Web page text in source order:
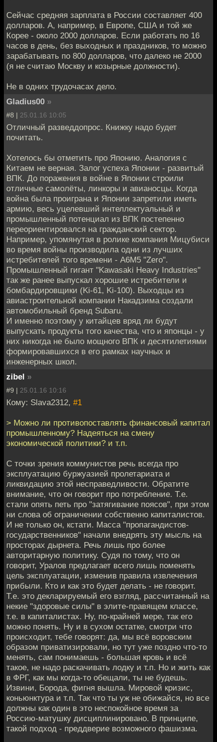
Сейчас средняя зарплата в России составляет 400
долларов. А, например, в Европе, США и той же
Корее - около 2000 долларов. Если работать по 16
часов в день, без выходных и праздников, то можно
зарабатывать по 800 долларов, что далеко не 2000
(я не считаю Москву и козырные должности).
Не в одних трудочасах дело.
Gladius00 »
#8 | 25.01.16 10:05
Отличный разведдопрос. Книжку надо будет
почитать.
Хотелось бы отметить про Японию. Аналогия с
Китаем не верная. Залог успеха Японии - развитый
ВПК. До поражения в войне в Японии строили
отличные самолёты, линкоры и авианосцы. Когда
война была проиграна и Японии запретили иметь
армию, весь уцелевший интеллектуальный и
промышленный потенциал из ВПК постепенно
переориентировался на гражданский сектор.
Например, упомянутая в ролике компания Мицубиси
во время войны производила одни из лучших
истребителей того времени - A6M5 "Zero".
Промышленный гигант "Kawasaki Heavy Industries"
так же ранее выпускал хорошие истребители и
бомбардировщики (Ki-61, Ki-100). Выходцы из
авиастроительной компании Накадзима создали
автомобильный бренд Subaru.
И именно поэтому у китайцев вряд ли будут
выпускать продукты того качества, что и японцы - у
них никогда не было мощного ВПК и десятилетиями
формировавшихся в его рамках научных и
инженерных школ.
zibel »
#9 | 25.01.16 10:16
Кому: Slava2312, #1
> Можно ли противопоставлять финансовый капитал
промышленному? Надеяться на смену
экономической политики? и т.п.
С точки зрения коммунистов речь всегда про
эксплуатацию буржуазией пролетариата и
ликвидацию этой несправедливости. Обратите
внимание, что он говорит про потребление. Т.е.
стали опять петь про "затягивание поясов", при этом
ни слова об ограничении собственно капиталистов.
И не только он, кстати. Масса "пропагандистов-
государственников" начали внедрять эту мысль на
просторах дырнета. Речь лишь про более
авторитарную политику. Судя по тому, что он
говорит, Уралов предлагает всего лишь поменять
цель эксплуатации, изменив правила извлечения
прибыли. Кто и как это будет делать - не говорит.
Т.е. это декларируемый его взгляд, рассчитанный на
некие "здоровые силы" в элите-правящем классе,
т.е. в капиталистах. Ну, по-крайней мере, так его
можно понять. Ну и в сухом остатке, смотри что
происходит, тебе говорят: да, мы всё воровским
образом приватизировали, но тут уже поздно что-то
менять, сам понимаешь - большая кровь и всё
такое, не надо раскачивать лодку и т.п. Но и жить как
в ФРГ, как мы когда-то обещали, ты не будешь.
Извини, Борода, фигня вышла. Мировой кризис,
коньюнктура и т.п. Так что ты уж не обижайся, но все
должны как один в это неспокойное время за
Россию-матушку дисциплинировано. В принципе,
такой подход - преддверие возможного фашизма.